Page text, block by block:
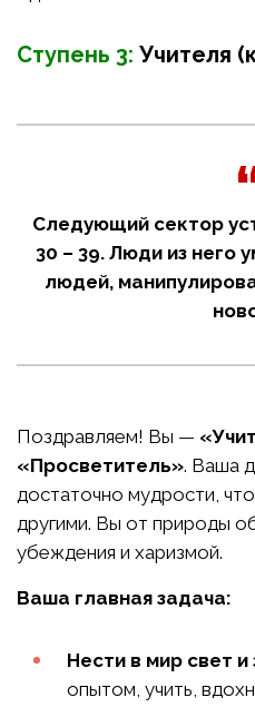
Ступень 3: Учителя
Следующий сектор
30 – 39. Люди из него
людей,
Поздравляем! Вы —
«Просветитель». Ваша
достаточно мудрости,
другими. Вы от природы
убеждения и харизмой.
Ваша главная задача:
Нести в мир свет и
опытом, учить,